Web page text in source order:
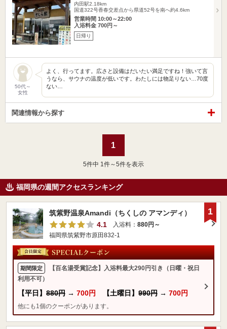
内田駅2.18km
国道322号香春交差点から県道52号を南へ約4.6km
営業時間 10:00～22:00
入浴料金 700円～
日帰り
50代～
女性
よく、行ってます。広さと設備はだいたい満足ですね！強いて言
うなら、サウナの温度が低いです。わたしには物足りない…70度
ない…
関連情報から探す
1
5件中 1件～5件を表示
福岡県の週間アクセスランキング
筑紫野温泉Amandi（ちくしの アマンディ）
4.1
入浴料： 880円～
福岡県筑紫野市原田832-1
期間限定
【百名湯受賞記念】入浴料最大290円引き（日曜・祝日
利用不可）
【平日】 880円 → 700円 【土曜日】 990円 → 700円
他にも1個のクーポンがあります。
1